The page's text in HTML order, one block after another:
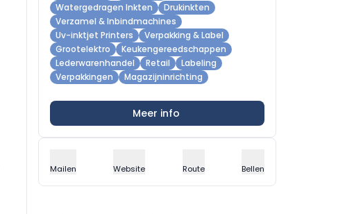
Watergedragen Inkten
Drukinkten
Verzamel & Inbindmachines
Uv-inktjet Printers
Verpakking & Label
Grootelektro
Keukengereedschappen
Lederwarenhandel
Retail
Labeling
Verpakkingen
Magazijninrichting
Meer info
Mailen Website Route Bellen